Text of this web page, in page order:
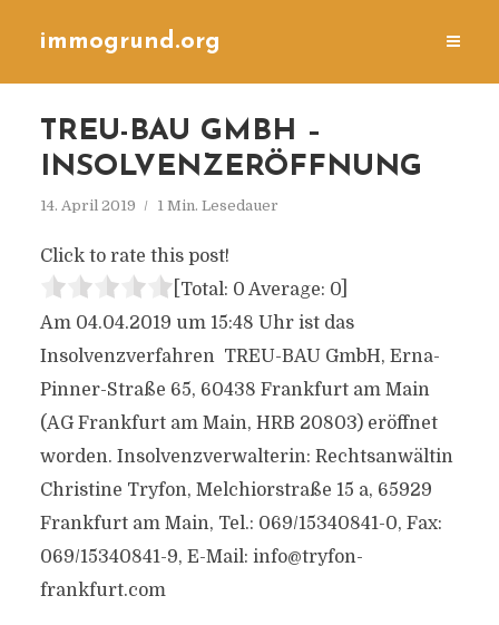
immogrund.org
TREU-BAU GMBH –
INSOLVENZERÖFFNUNG
14. April 2019 1 Min. Lesedauer
Click to rate this post!
[Total: 0 Average: 0]
Am 04.04.2019 um 15:48 Uhr ist das
Insolvenzverfahren TREU-BAU GmbH, Erna-
Pinner-Straße 65, 60438 Frankfurt am Main
(AG Frankfurt am Main, HRB 20803) eröffnet
worden. Insolvenzverwalterin: Rechtsanwältin
Christine Tryfon, Melchiorstraße 15 a, 65929
Frankfurt am Main, Tel.: 069/15340841-0, Fax:
069/15340841-9, E-Mail: info@tryfon-
frankfurt.com